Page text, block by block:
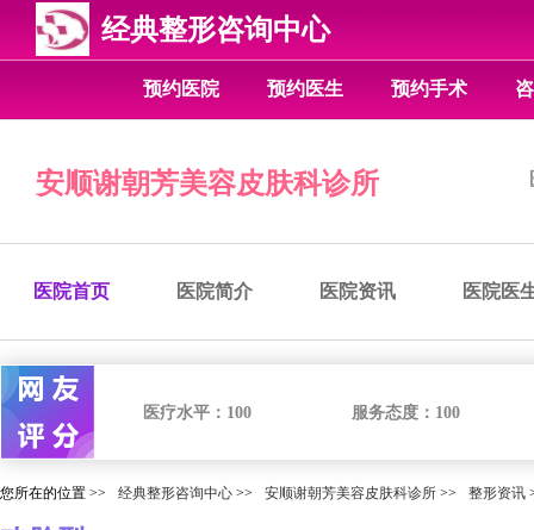
经典整形咨询中心
预约医院 预约医生 预约手术
安顺谢朝芳美容皮肤科诊所
医院首页 医院简介 医院资讯 医院医
医疗水平： 100 服务态度： 100
您所在的位置 >> 经典整形咨询中心 >> 安顺谢朝芳美容皮肤科诊所 >> 整形资讯